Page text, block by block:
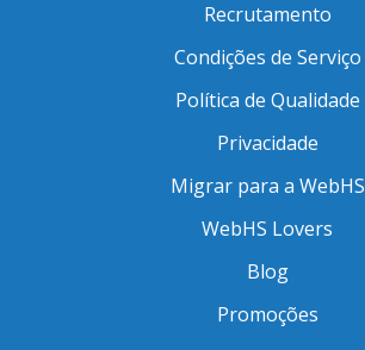
Recrutamento
Condições de Serviço
Política de Qualidade
Privacidade
Migrar para a WebHS
WebHS Lovers
Blog
Promoções